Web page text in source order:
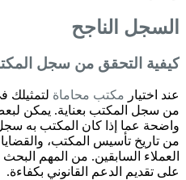
السجل الناجح
كيفية التحقق من سجل
عند اختيار مكتب محاماة لتمثيلك
من سجل المكتب بعناية. يمكن
واضحة عما إذا كان المكتب به
من تاريخ تأسيس المكتب، والقضايا
العملاء السابقين. من المهم
على تقديم الدعم القانوني بكفاءة.